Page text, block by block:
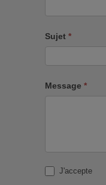
Sujet *
Message *
J'accepte